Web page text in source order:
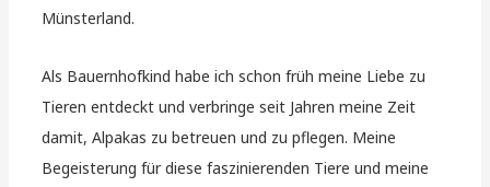
Münsterland.
Als Bauernhofkind habe ich schon früh meine Liebe zu
Tieren entdeckt und verbringe seit Jahren meine Zeit
damit, Alpakas zu betreuen und zu pflegen. Meine
Begeisterung für diese faszinierenden Tiere und meine